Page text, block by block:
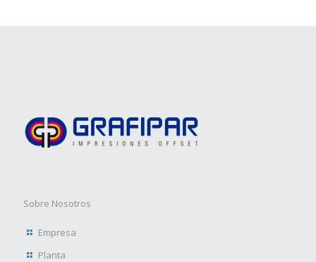
Sobre Nosotros
Empresa
Planta